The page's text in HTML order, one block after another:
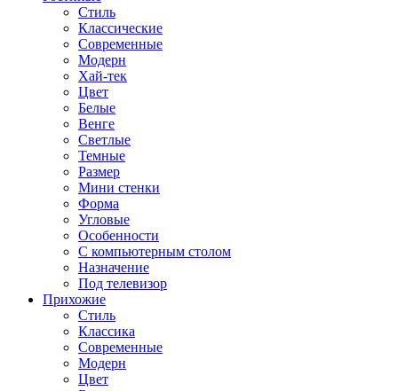
Стиль
Классические
Современные
Модерн
Хай-тек
Цвет
Белые
Венге
Светлые
Темные
Размер
Мини стенки
Форма
Угловые
Особенности
С компьютерным столом
Назначение
Под телевизор
Прихожие
Стиль
Классика
Современные
Модерн
Цвет